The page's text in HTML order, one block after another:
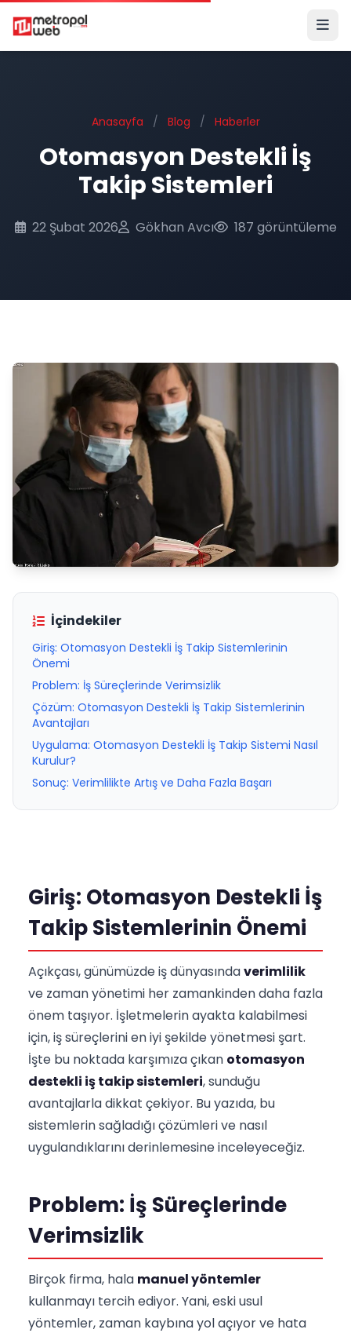
Ana içeriğe geç
Anasayfa / Blog / Haberler
Otomasyon Destekli İş
Takip Sistemleri
22 Şubat 2026 Gökhan Avcı 187 görüntüleme
İçindekiler
Giriş: Otomasyon Destekli İş Takip Sistemlerinin
Önemi
Problem: İş Süreçlerinde Verimsizlik
Çözüm: Otomasyon Destekli İş Takip Sistemlerinin
Avantajları
Uygulama: Otomasyon Destekli İş Takip Sistemi Nasıl
Kurulur?
Sonuç: Verimlilikte Artış ve Daha Fazla Başarı
Giriş: Otomasyon Destekli İş
Takip Sistemlerinin Önemi
Açıkçası, günümüzde iş dünyasındaverimlilik
ve zaman yönetimi her zamankinden daha fazla
önem taşıyor. İşletmelerin ayakta kalabilmesi
için, iş süreçlerini en iyi şekilde yönetmesi şart.
İşte bu noktada karşımıza çıkan otomasyon
destekli iş takip sistemleri, sunduğu
avantajlarla dikkat çekiyor. Bu yazıda, bu
sistemlerin sağladığı çözümleri ve nasıl
uygulandıklarını derinlemesine inceleyeceğiz.
Problem: İş Süreçlerinde
Verimsizlik
Birçok firma, hala manuel yöntemler
kullanmayı tercih ediyor. Yani, eski usul
yöntemler, zaman kaybına yol açıyor ve hata